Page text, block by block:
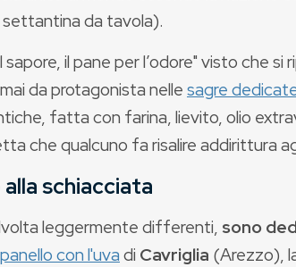
da tavola).
il pane per l’odore" visto che si
da protagonista nellesagre
fatta con farina, lievito, olio
che qualcuno fa risalire addirittura
schiacciata
leggermente differenti, sono
con l'uvadi Cavriglia (Arezzo),